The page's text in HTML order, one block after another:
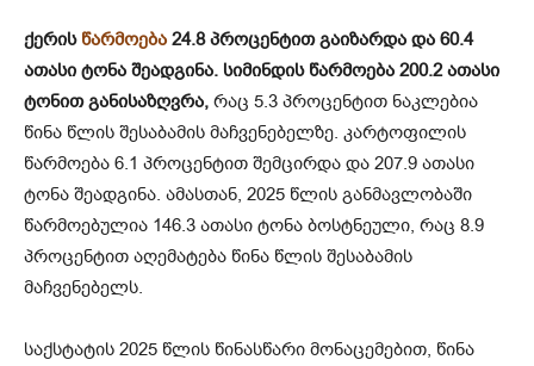
ქერის წარმოება 24.8 პროცენტით გაიზარდა და 60.4
ათასი ტონა შეადგინა. სიმინდის წარმოება 200.2 ათასი
ტონით განისაზღვრა, რაც 5.3 პროცენტით ნაკლებია
წინა წლის შესაბამის მაჩვენებელზე. კარტოფილის
წარმოება 6.1 პროცენტით შემცირდა და 207.9 ათასი
ტონა შეადგინა. ამასთან, 2025 წლის განმავლობაში
წარმოებულია 146.3 ათასი ტონა ბოსტნეული, რაც 8.9
პროცენტით აღემატება წინა წლის შესაბამის
მაჩვენებელს.
საქსტატის 2025 წლის წინასწარი მონაცემებით, წინა